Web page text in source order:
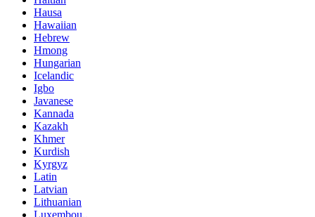
Hausa
Hawaiian
Hebrew
Hmong
Hungarian
Icelandic
Igbo
Javanese
Kannada
Kazakh
Khmer
Kurdish
Kyrgyz
Latin
Latvian
Lithuanian